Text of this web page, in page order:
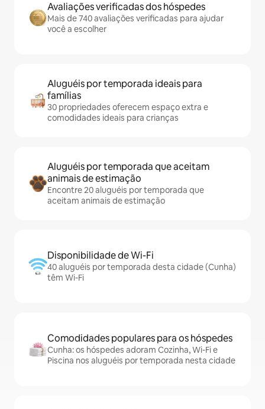
Avaliações verificadas dos hóspedes
Mais de 740 avaliações verificadas para ajudar
você a escolher
Aluguéis por temporada ideais para
famílias
30 propriedades oferecem espaço extra e
comodidades ideais para crianças
Aluguéis por temporada que aceitam
animais de estimação
Encontre 20 aluguéis por temporada que
aceitam animais de estimação
Disponibilidade de Wi-Fi
40 aluguéis por temporada desta cidade (Cunha)
têm Wi-Fi
Comodidades populares para os hóspedes
Cunha: os hóspedes adoram Cozinha, Wi-Fi e
Piscina nos aluguéis por temporada nesta cidade